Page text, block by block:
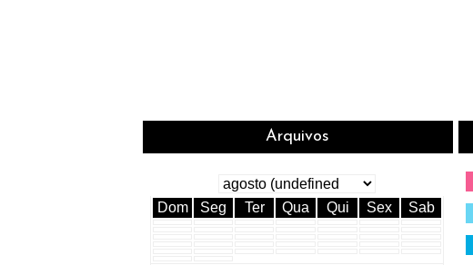
Arquivos
Dom Seg Ter Qua Qui Sex Sab